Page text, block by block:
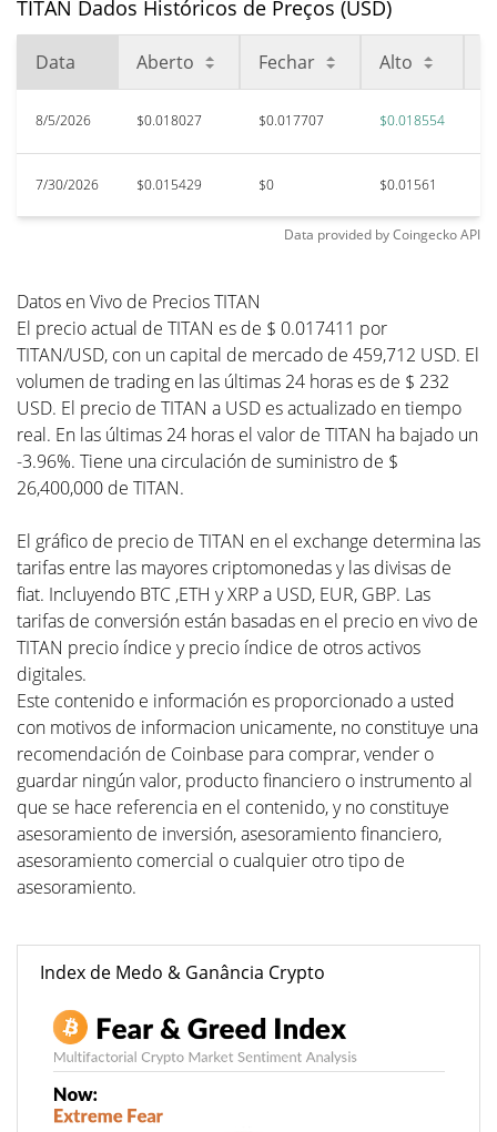
TITAN Dados Históricos de Preços (USD)
Data Aberto Fechar Alto
8/5/2026 $0.018027 $0.017707 $0.018554
7/30/2026 $0.015429 $0 $0.01561
Data provided byCoingeckoAPI
Datos en Vivo de Precios TITAN
El precio actual de TITAN es de $ 0.017411 por
TITAN/USD, con un capital de mercado de 459,712 USD. El
volumen de trading en las últimas 24 horas es de $ 232
USD. El precio de TITAN a USD es actualizado en tiempo
real. En las últimas 24 horas el valor de TITAN ha bajado un
-3.96%. Tiene una circulación de suministro de $
26,400,000 de TITAN.
El gráfico de precio de TITAN en el exchange determina las
tarifas entre las mayores criptomonedas y las divisas de
fiat. Incluyendo BTC ,ETH y XRP a USD, EUR, GBP. Las
tarifas de conversión están basadas en el precio en vivo de
TITAN precio índice y precio índice de otros activos
digitales.
Este contenido e información es proporcionado a usted
con motivos de informacion unicamente, no constituye una
recomendación de Coinbase para comprar, vender o
guardar ningún valor, producto financiero o instrumento al
que se hace referencia en el contenido, y no constituye
asesoramiento de inversión, asesoramiento financiero,
asesoramiento comercial o cualquier otro tipo de
asesoramiento.
Index de Medo & Ganância Crypto